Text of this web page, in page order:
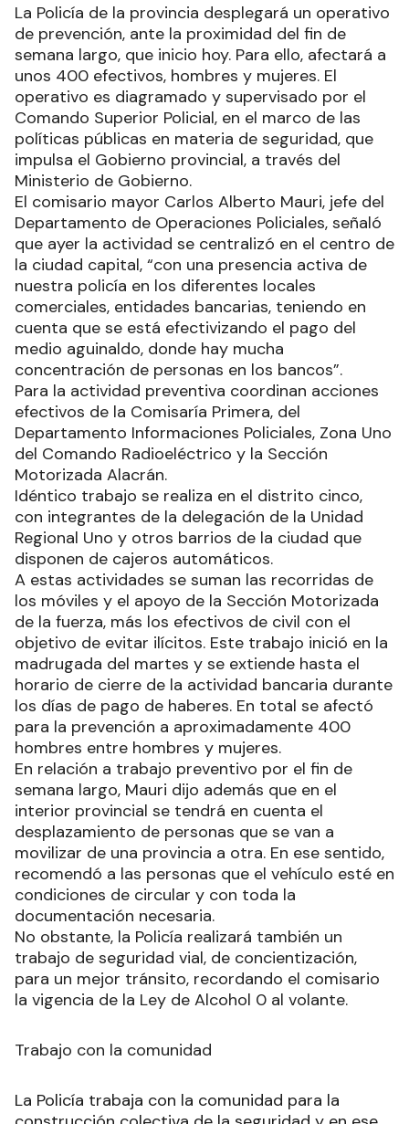
La Policía de la provincia desplegará un operativo
de prevención, ante la proximidad del fin de
semana largo, que inicio hoy. Para ello, afectará a
unos 400 efectivos, hombres y mujeres. El
operativo es diagramado y supervisado por el
Comando Superior Policial, en el marco de las
políticas públicas en materia de seguridad, que
impulsa el Gobierno provincial, a través del
Ministerio de Gobierno.
El comisario mayor Carlos Alberto Mauri, jefe del
Departamento de Operaciones Policiales, señaló
que ayer la actividad se centralizó en el centro de
la ciudad capital, “con una presencia activa de
nuestra policía en los diferentes locales
comerciales, entidades bancarias, teniendo en
cuenta que se está efectivizando el pago del
medio aguinaldo, donde hay mucha
concentración de personas en los bancos”.
Para la actividad preventiva coordinan acciones
efectivos de la Comisaría Primera, del
Departamento Informaciones Policiales, Zona Uno
del Comando Radioeléctrico y la Sección
Motorizada Alacrán.
Idéntico trabajo se realiza en el distrito cinco,
con integrantes de la delegación de la Unidad
Regional Uno y otros barrios de la ciudad que
disponen de cajeros automáticos.
A estas actividades se suman las recorridas de
los móviles y el apoyo de la Sección Motorizada
de la fuerza, más los efectivos de civil con el
objetivo de evitar ilícitos. Este trabajo inició en la
madrugada del martes y se extiende hasta el
horario de cierre de la actividad bancaria durante
los días de pago de haberes. En total se afectó
para la prevención a aproximadamente 400
hombres entre hombres y mujeres.
En relación a trabajo preventivo por el fin de
semana largo, Mauri dijo además que en el
interior provincial se tendrá en cuenta el
desplazamiento de personas que se van a
movilizar de una provincia a otra. En ese sentido,
recomendó a las personas que el vehículo esté en
condiciones de circular y con toda la
documentación necesaria.
No obstante, la Policía realizará también un
trabajo de seguridad vial, de concientización,
para un mejor tránsito, recordando el comisario
la vigencia de la Ley de Alcohol 0 al volante.
Trabajo con la comunidad
La Policía trabaja con la comunidad para la